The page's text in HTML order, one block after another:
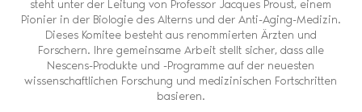
steht unter der Leitung von Professor Jacques Proust, einem
Pionier in der Biologie des Alterns und der Anti-Aging-Medizin.
Dieses Komitee besteht aus renommierten Ärzten und
Forschern. Ihre gemeinsame Arbeit stellt sicher, dass alle
Nescens-Produkte und -Programme auf der neuesten
wissenschaftlichen Forschung und medizinischen Fortschritten
basieren.